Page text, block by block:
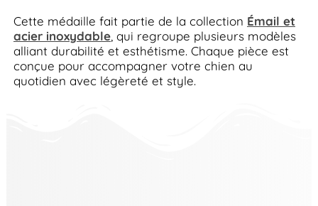
Cette médaille fait partie de la collection Émail et
acier inoxydable, qui regroupe plusieurs modèles
alliant durabilité et esthétisme. Chaque pièce est
conçue pour accompagner votre chien au
quotidien avec légèreté et style.